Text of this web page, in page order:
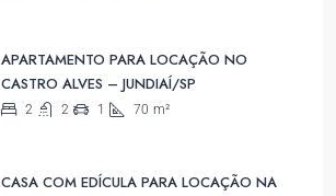
APARTAMENTO PARA LOCAÇÃO NO
CASTRO ALVES – JUNDIAÍ/SP
2 2 1 70 m²
CASA COM EDÍCULA PARA LOCAÇÃO NA